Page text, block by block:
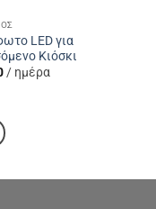
LED για
Κιόσκι
/ ημέρα